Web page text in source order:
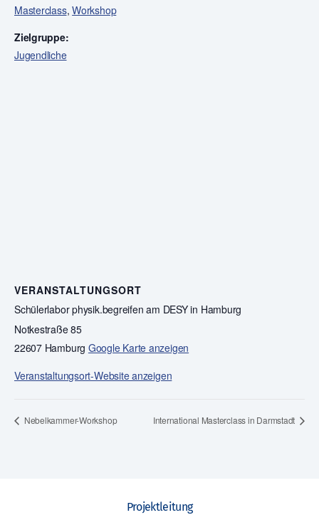
Masterclass,Workshop
Zielgruppe:
Jugendliche
VERANSTALTUNGSORT
Schülerlabor physik.begreifen am DESY in Hamburg
Notkestraße 85
22607 Hamburg Google Karte anzeigen
Veranstaltungsort-Website anzeigen
Nebelkammer-Workshop International Masterclass in Darmstadt
Projektleitung